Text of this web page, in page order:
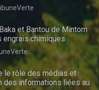
et Bantou de Mintom
engrais chimiques
le rôle des médias et
des informations liées au